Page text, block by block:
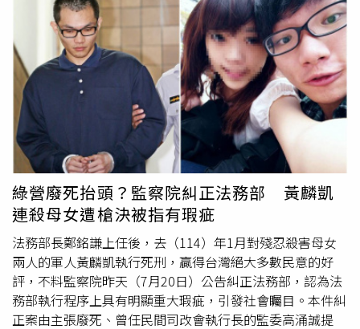
見面。被害人詹女擔心對方情緒失控，特地請學長陪同南
下，但仍獨自前往約定地點，詹朱男涉嫌預先攜帶水果刀及
摺疊刀，見面後先搭住她肩膀，再朝胸口等要害猛刺，導致
肺部破裂、大量失血，送醫後仍傷重不治。檢方偵查後依殺
人罪起訴，並認定詹朱男犯案前已預先攜帶刀械、設局約
人，屬於預謀犯案。不過在23日準備程序庭中，被告辯護人
主張起訴書使用「預謀」字眼恐有預斷之虞，聲請法院刪除
相關記載。公訴檢察官則表示，「預謀」是檢方起訴的重要
論證基礎，既已依此方向起訴，就必須在審理中負起完整舉
證責任，若刪除將影響整體起訴架構，因此不同意更動。庭
訊時，審判長吳孟潔當庭詢問詹朱男對起訴內容的意見，他
回應「除了預謀之外，其餘都承認」。法院也整理後續審理
重點，包括詹朱男犯案動機、是否屬預謀殺人、是否符合
《刑法》第19條辨識與控制能力減刑規定、是否成立自首，
以及有無《刑法》第59條情堪憫恕減刑適用等爭點，全案預
定自9月14日起由國民法官法庭進入審理程序。
綠營廢死抬頭？監察院糾正法務部 黃麟凱
連殺母女遭槍決被指有瑕疵
法務部長鄭銘謙上任後，去（114）年1月對殘忍殺害母女
兩人的軍人黃麟凱執行死刑，贏得台灣絕大多數民意的好
評，不料監察院昨天（7月20日）公告糾正法務部，認為法
務部執行程序上具有明顯重大瑕疵，引發社會矚目。本件糾
正案由主張廢死、曾任民間司改會執行長的監委高涌誠提